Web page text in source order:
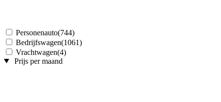
Personenauto(744)
Bedrijfswagen(1061)
Vrachtwagen(4)
Prijs per maand